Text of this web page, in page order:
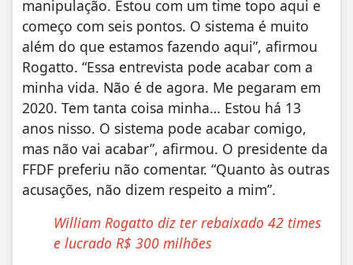
manipulação. Estou com um time topo aqui e
começo com seis pontos. O sistema é muito
além do que estamos fazendo aqui”, afirmou
Rogatto. “Essa entrevista pode acabar com a
minha vida. Não é de agora. Me pegaram em
2020. Tem tanta coisa minha… Estou há 13
anos nisso. O sistema pode acabar comigo,
mas não vai acabar”, afirmou. O presidente da
FFDF preferiu não comentar. “Quanto às outras
acusações, não dizem respeito a mim”.
William Rogatto diz ter rebaixado 42 times
e lucrado R$ 300 milhões